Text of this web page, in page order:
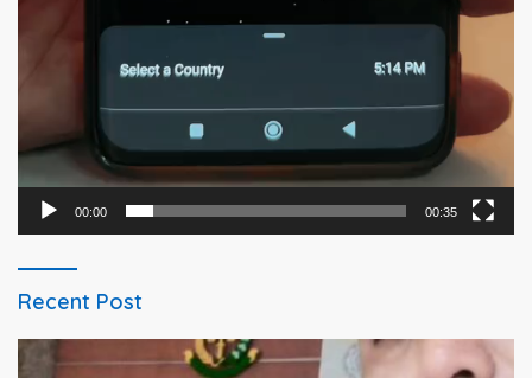
00:00 00:35
Recent Post